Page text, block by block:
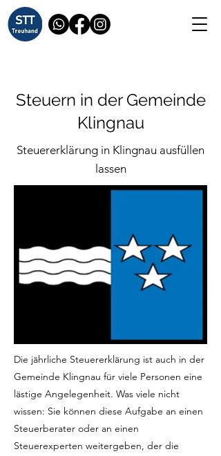
Steuern in der Gemeinde
Klingnau
Steuererklärung in Klingnau ausfüllen
lassen
Die jährliche Steuererklärung ist auch in der
Gemeinde Klingnau für viele Personen eine
lästige Angelegenheit. Was viele nicht
wissen: Sie können diese Aufgabe an einen
Steuerberater oder an einen
Steuerexperten weitergeben, der die